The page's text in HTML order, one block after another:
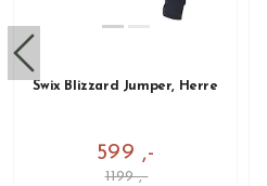
Swix Blizzard Jumper, Herre
599 ,-
1199 ,-